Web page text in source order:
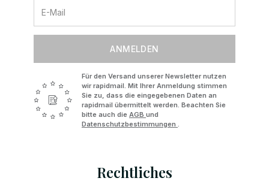
ANMELDEN
Für den Versand unserer Newsletter nutzen
wir rapidmail. Mit Ihrer Anmeldung stimmen
Sie zu, dass die eingegebenen Daten an
rapidmail übermittelt werden. Beachten Sie
bitte auch die AGB und
Datenschutzbestimmungen .
Rechtliches